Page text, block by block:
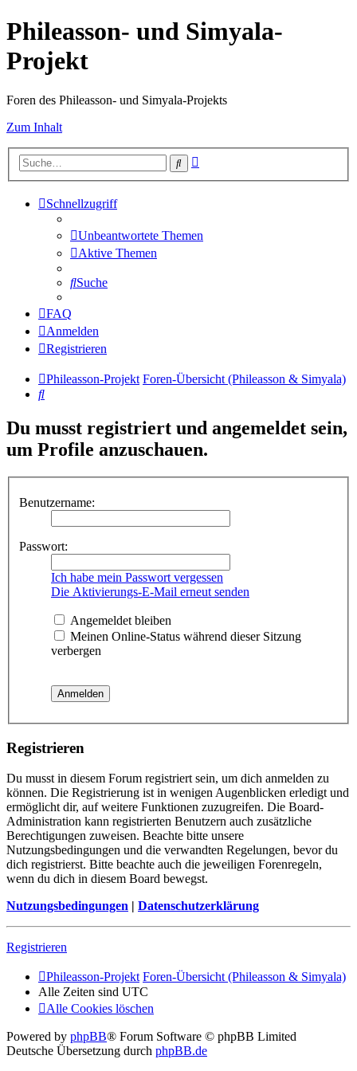
Phileasson- und Simyala-
Projekt
Foren des Phileasson- und Simyala-Projekts
Zum Inhalt
Suche
Schnellzugriff
Unbeantwortete Themen
Aktive Themen
Suche
FAQ
Anmelden
Registrieren
Phileasson-Projekt Foren-Übersicht (Phileasson & Simyala)
Suche
Du musst registriert und angemeldet sein,
um Profile anzuschauen.
Benutzername:
Passwort:
Ich habe mein Passwort vergessen
Die Aktivierungs-E-Mail erneut senden
Angemeldet bleiben
Meinen Online-Status während dieser Sitzung
verbergen
Registrieren
Du musst in diesem Forum registriert sein, um dich anmelden zu
können. Die Registrierung ist in wenigen Augenblicken erledigt und
ermöglicht dir, auf weitere Funktionen zuzugreifen. Die Board-
Administration kann registrierten Benutzern auch zusätzliche
Berechtigungen zuweisen. Beachte bitte unsere
Nutzungsbedingungen und die verwandten Regelungen, bevor du
dich registrierst. Bitte beachte auch die jeweiligen Forenregeln,
wenn du dich in diesem Board bewegst.
Nutzungsbedingungen | Datenschutzerklärung
Registrieren
Phileasson-Projekt Foren-Übersicht (Phileasson & Simyala)
Alle Zeiten sind UTC
Alle Cookies löschen
Powered by phpBB® Forum Software © phpBB Limited
Deutsche Übersetzung durch phpBB.de